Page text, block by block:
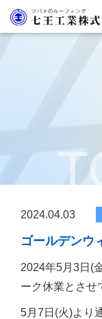
2024.04.03
ゴールデンウ
2024年5月3日(
ーク休業とさせ
5月7日(火)より